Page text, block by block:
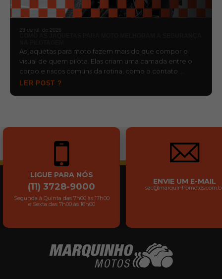
29 de jul. de 2026
As jaquetas para moto fazem mais do que compor o
visual de quem pilota. Elas criam uma camada entre o
corpo e riscos comuns da rotina, como o contato …
LER POST ?
LIGUE PARA NÓS
(11) 3728-9000
Segunda à Quinta das 7h00 às 17h00
e Sexta das 7h00 às 16h00
ENVIE UM E-MAIL